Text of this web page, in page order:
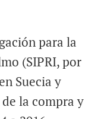
para la
(SIPRI, por
Suecia y
la compra y